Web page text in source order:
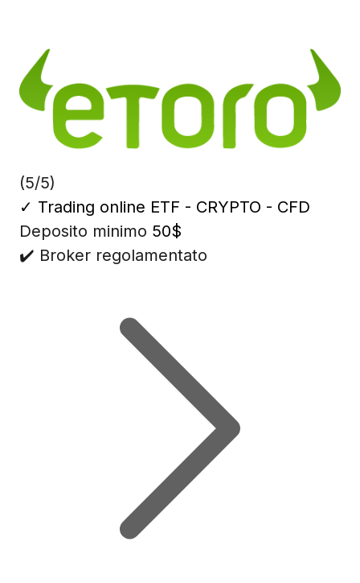
(5/5)
✓ Trading online ETF - CRYPTO - CFD
Deposito minimo 50$
✔️ Broker regolamentato